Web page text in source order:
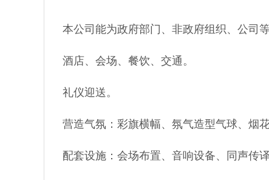
本公司能为政府部门、非政府组织、公司
酒店、会场、餐饮、交通。
礼仪迎送。
营造气氛：彩旗横幅、氛气造型气球、烟
配套设施：会场布置、音响设备、同声传